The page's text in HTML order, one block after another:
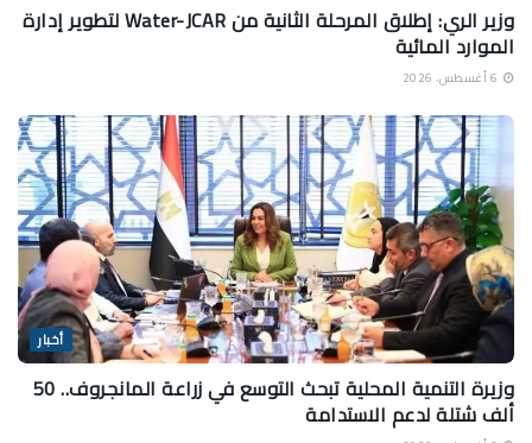
وزير الري: إطلاق المرحلة الثانية من Water-JCAR لتطوير إدارة
الموارد المائية
أخبار
وزيرة التنمية المحلية تبحث التوسع في زراعة المانجروف.. 50
ألف شتلة لدعم الاستدامة